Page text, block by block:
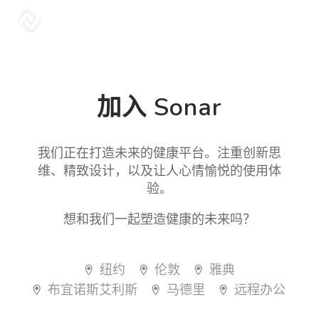
加入 Sonar
我们正在打造未来的健康平台。注重创新思
维、精致设计，以及让人心情愉悦的使用体
验。
想和我们一起塑造健康的未来吗？
纽约 伦敦
雅典
布宜诺斯艾利斯
马德里 远程办公